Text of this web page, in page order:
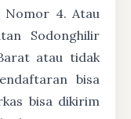
Nomor 4. Atau
Sodonghilir
atau tidak
bisa
bisa dikirim